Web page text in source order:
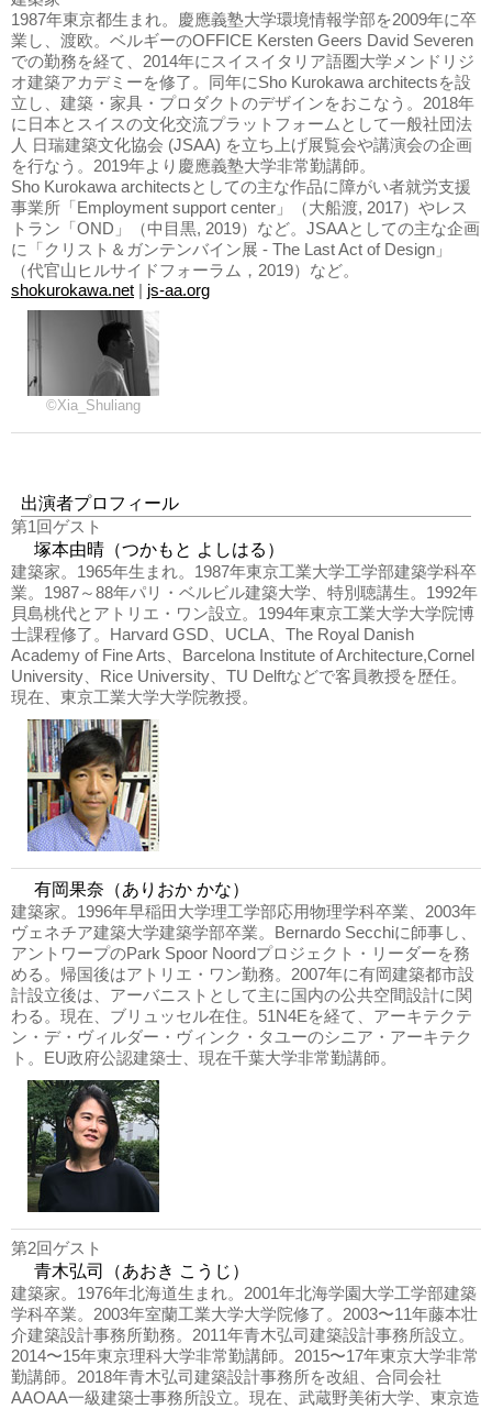
1987年東京都生まれ。慶應義塾大学環境情報学部を2009年に卒
業し、渡欧。ベルギーのOFFICE Kersten Geers David Severen
での勤務を経て、2014年にスイスイタリア語圏大学メンドリジ
オ建築アカデミーを修了。同年にSho Kurokawa architectsを設
立し、建築・家具・プロダクトのデザインをおこなう。2018年
に日本とスイスの文化交流プラットフォームとして一般社団法
人 日瑞建築文化協会 (JSAA) を立ち上げ展覧会や講演会の企画
を行なう。2019年より慶應義塾大学非常勤講師。
Sho Kurokawa architectsとしての主な作品に障がい者就労支援
事業所「Employment support center」（大船渡, 2017）やレス
トラン「OND」（中目黒, 2019）など。JSAAとしての主な企画
に「クリスト＆ガンテンバイン展 - The Last Act of Design」
（代官山ヒルサイドフォーラム，2019）など。
shokurokawa.net
js-aa.org
©Xia_Shuliang
出演者プロフィール
第1回ゲスト
塚本由晴（つかもと よしはる）
建築家。1965年生まれ。1987年東京工業大学工学部建築学科卒
業。1987～88年パリ・ベルビル建築大学、特別聴講生。1992年
貝島桃代とアトリエ・ワン設立。1994年東京工業大学大学院博
士課程修了。Harvard GSD、UCLA、The Royal Danish
Academy of Fine Arts、Barcelona Institute of Architecture,Cornel
University、Rice University、TU Delftなどで客員教授を歴任。
現在、東京工業大学大学院教授。
有岡果奈（ありおか かな）
建築家。1996年早稲田大学理工学部応用物理学科卒業、2003年
ヴェネチア建築大学建築学部卒業。Bernardo Secchiに師事し、
アントワープのPark Spoor Noordプロジェクト・リーダーを務
める。帰国後はアトリエ・ワン勤務。2007年に有岡建築都市設
計設立後は、アーバニストとして主に国内の公共空間設計に関
わる。現在、ブリュッセル在住。51N4Eを経て、アーキテクテ
ン・デ・ヴィルダー・ヴィンク・タユーのシニア・アーキテク
ト。EU政府公認建築士、現在千葉大学非常勤講師。
第2回ゲスト
青木弘司（あおき こうじ）
建築家。1976年北海道生まれ。2001年北海学園大学工学部建築
学科卒業。2003年室蘭工業大学大学院修了。2003〜11年藤本壮
介建築設計事務所勤務。2011年青木弘司建築設計事務所設立。
2014〜15年東京理科大学非常勤講師。2015〜17年東京大学非常
勤講師。2018年青木弘司建築設計事務所を改組、合同会社
AAOAA一級建築士事務所設立。現在、武蔵野美術大学、東京造